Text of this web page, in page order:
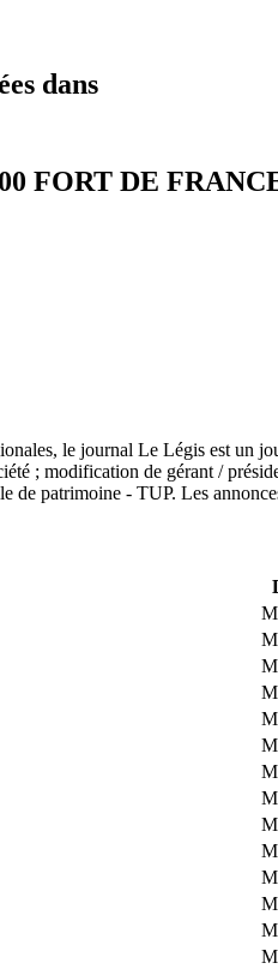
dans
FORT DE
le journal Le Légis est un
; modification de gérant /
patrimoine - TUP. Les